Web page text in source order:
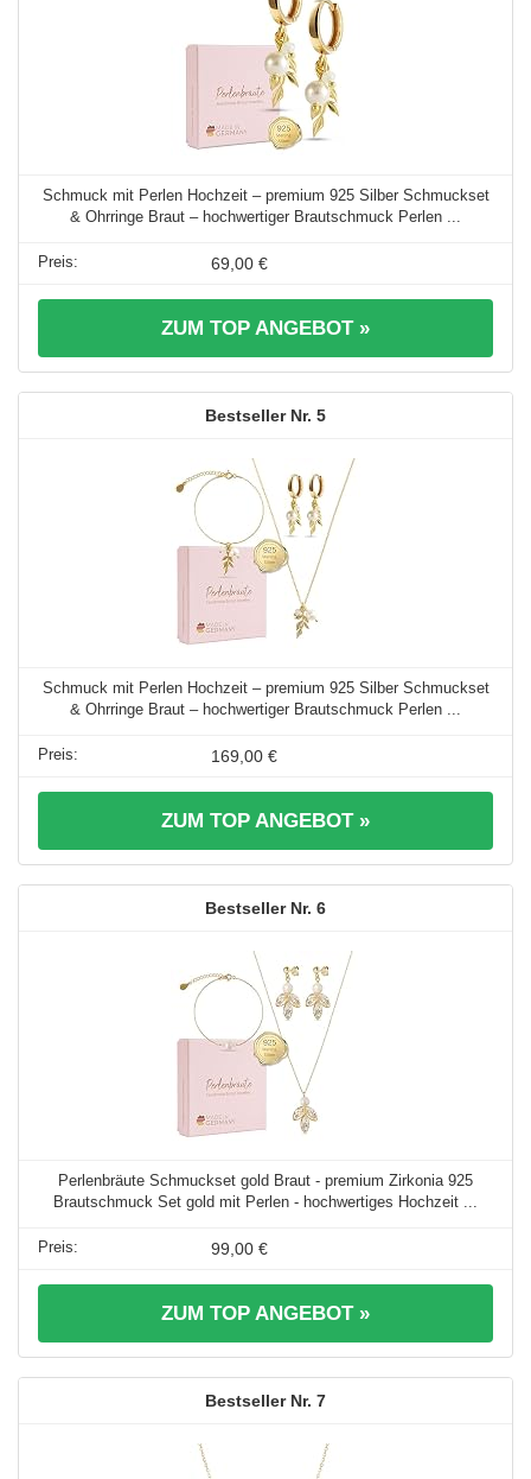
Schmuck mit Perlen Hochzeit – premium 925 Silber Schmuckset
& Ohrringe Braut – hochwertiger Brautschmuck Perlen ...
69,00 €
ZUM TOP ANGEBOT »
5
Schmuck mit Perlen Hochzeit – premium 925 Silber Schmuckset
& Ohrringe Braut – hochwertiger Brautschmuck Perlen ...
169,00 €
ZUM TOP ANGEBOT »
6
Perlenbräute Schmuckset gold Braut - premium Zirkonia 925
Brautschmuck Set gold mit Perlen - hochwertiges Hochzeit ...
99,00 €
ZUM TOP ANGEBOT »
7